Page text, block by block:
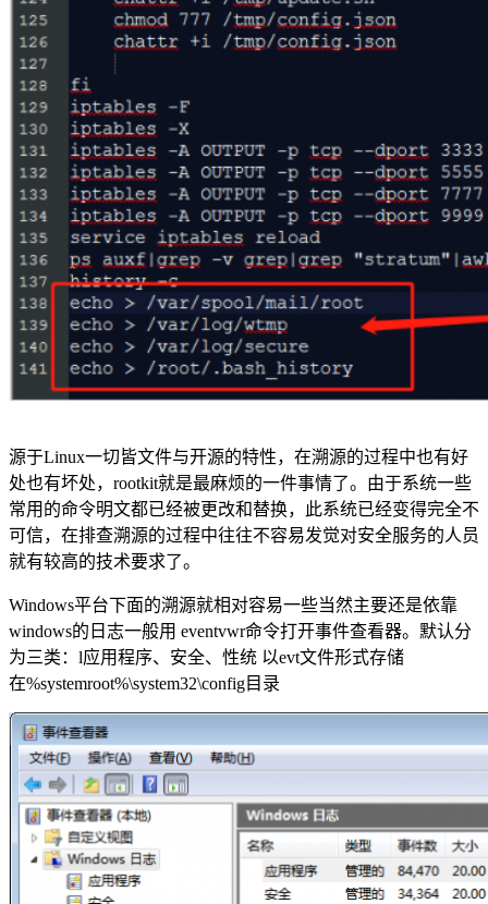
源于Linux一切皆文件与开源的特性，在溯源的过程中也有好
处也有坏处，rootkit就是最麻烦的一件事情了。由于系统一些
常用的命令明文都已经被更改和替换，此系统已经变得完全不
可信，在排查溯源的过程中往往不容易发觉对安全服务的人员
就有较高的技术要求了。
Windows平台下面的溯源就相对容易一些当然主要还是依靠
windows的日志一般用 eventvwr命令打开事件查看器。默认分
为三类：l应用程序、安全、性统 以evt文件形式存储
在%systemroot%\system32\config目录